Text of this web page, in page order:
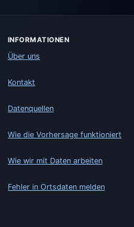
INFORMATIONEN
Über uns
Kontakt
Datenquellen
Wie die Vorhersage funktioniert
Wie wir mit Daten arbeiten
Fehler in Ortsdaten melden